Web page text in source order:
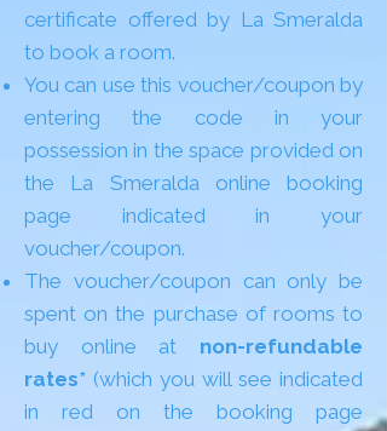
certificate offered by La Smeralda
to book a room.
You can use this voucher/coupon by
entering the code in your
possession in the space provided on
the La Smeralda online booking
page indicated in your
voucher/coupon.
The voucher/coupon can only be
spent on the purchase of rooms to
buy online at non-refundable
rates* (which you will see indicated
in red on the booking page